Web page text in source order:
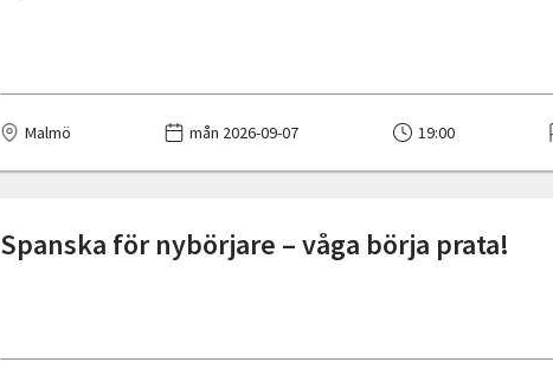
Malmö mån 2026-09-07 19:00
Spanska för nybörjare – våga börja prata!